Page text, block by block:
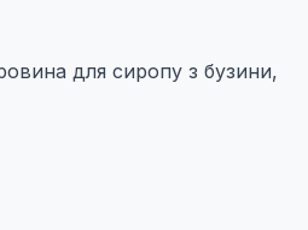
для сиропу з бузини,